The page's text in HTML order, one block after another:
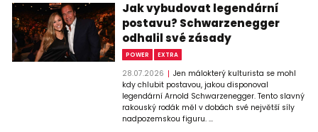
Jak vybudovat legendární
postavu? Schwarzenegger
odhalil své zásady
POWER EXTRA
28.07.2026
Jen málokterý kulturista se mohl
kdy chlubit postavou, jakou disponoval
legendární Arnold Schwarzenegger. Tento slavný
rakouský rodák měl v dobách své největší síly
nadpozemskou figuru. ...